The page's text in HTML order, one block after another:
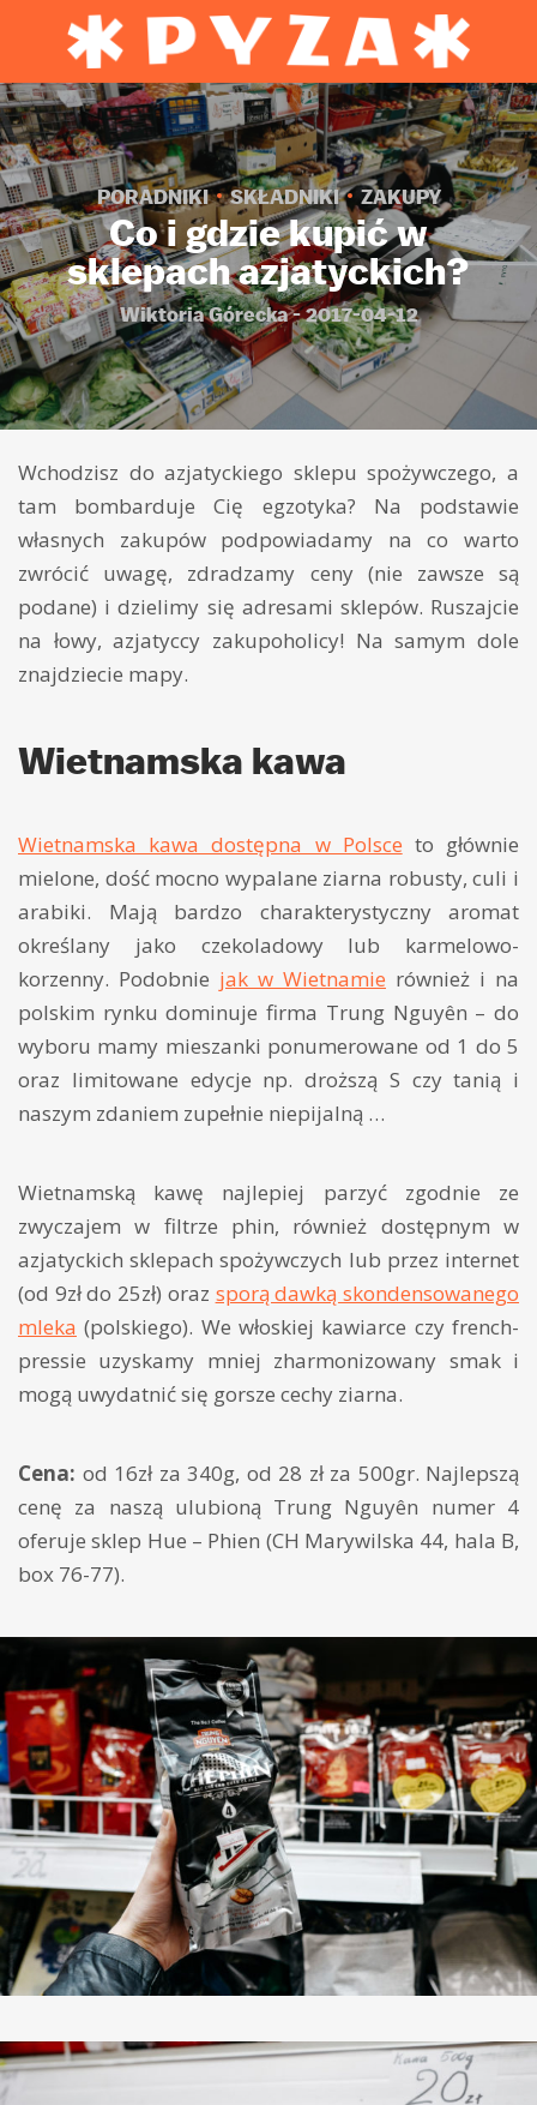
PORADNIKI SKŁADNIKI ZAKUPY
Co i gdzie kupić w
sklepach azjatyckich?
Wiktoria Górecka - 2017-04-12
Wchodzisz do azjatyckiego sklepu spożywczego, a
tam bombarduje Cię egzotyka? Na podstawie
własnych zakupów podpowiadamy na co warto
zwrócić uwagę, zdradzamy ceny (nie zawsze są
podane) i dzielimy się adresami sklepów. Ruszajcie
na łowy, azjatyccy zakupoholicy! Na samym dole
znajdziecie mapy.
Wietnamska kawa
Wietnamska kawa dostępna w Polsce to głównie
mielone, dość mocno wypalane ziarna robusty, culi i
arabiki. Mają bardzo charakterystyczny aromat
określany jako czekoladowy lub karmelowo-
korzenny. Podobnie jak w Wietnamie również i na
polskim rynku dominuje firma Trung Nguyên – do
wyboru mamy mieszanki ponumerowane od 1 do 5
oraz limitowane edycje np. droższą S czy tanią i
naszym zdaniem zupełnie niepijalną …
Wietnamską kawę najlepiej parzyć zgodnie ze
zwyczajem w filtrze phin, również dostępnym w
azjatyckich sklepach spożywczych lub przez internet
(od 9zł do 25zł) oraz sporą dawką skondensowanego
mleka (polskiego). We włoskiej kawiarce czy french-
pressie uzyskamy mniej zharmonizowany smak i
mogą uwydatnić się gorsze cechy ziarna.
Cena: od 16zł za 340g, od 28 zł za 500gr. Najlepszą
cenę za naszą ulubioną Trung Nguyên numer 4
oferuje sklep Hue – Phien (CH Marywilska 44, hala B,
box 76-77).